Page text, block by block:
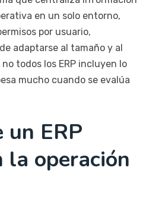
en un solo entorno,
por usuario,
adaptarse al tamaño y al
todos los ERP incluyen lo
mucho cuando se evalúa
un ERP
la operación